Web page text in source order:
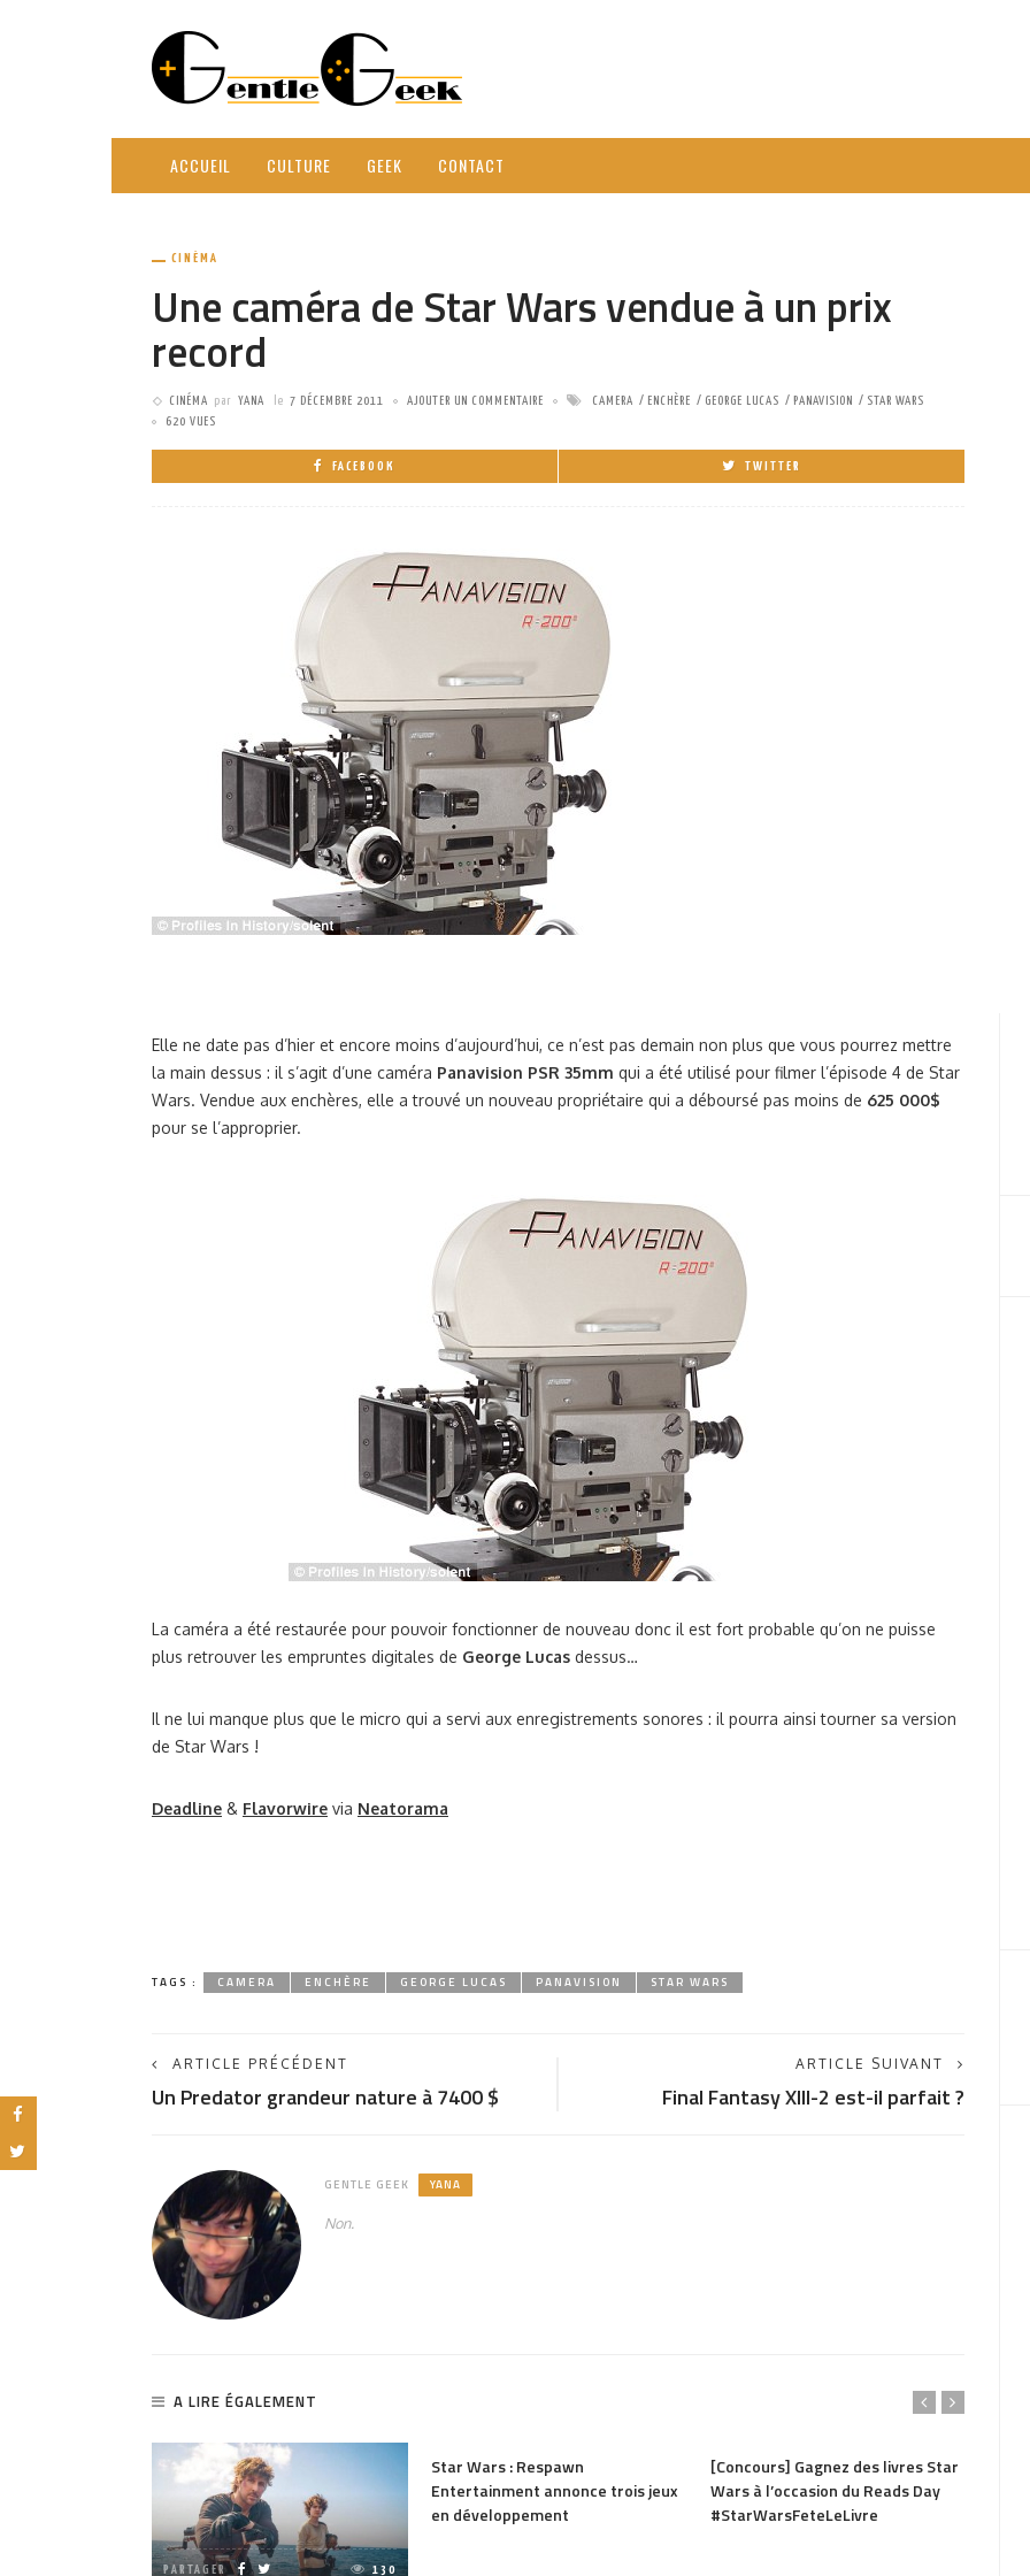
ACCUEIL CULTURE GEEK CONTACT
CINÉMA
Une caméra de Star Wars vendue à un prix
record
CINÉMA par YANA le 7 DÉCEMBRE 2011 AJOUTER UN COMMENTAIRE CAMERA ENCHÈRE GEORGE LUCAS PANAVISION
STAR WARS
620 VUES
FACEBOOK TWITTER
Elle ne date pas d’hier et encore moins d’aujourd’hui, ce n’est pas demain non plus que vous pourrez mettre
la main dessus : il s’agit d’une caméra Panavision PSR 35mm qui a été utilisé pour filmer l’épisode 4 de Star
Wars. Vendue aux enchères, elle a trouvé un nouveau propriétaire qui a déboursé pas moins de 625 000$
pour se l’approprier.
La caméra a été restaurée pour pouvoir fonctionner de nouveau donc il est fort probable qu’on ne puisse
plus retrouver les empruntes digitales de George Lucas dessus…
Il ne lui manque plus que le micro qui a servi aux enregistrements sonores : il pourra ainsi tourner sa version
de Star Wars !
Deadline & Flavorwire via Neatorama
TAGS : CAMERA ENCHÈRE GEORGE LUCAS PANAVISION STAR WARS
ARTICLE PRÉCÉDENT
Un Predator grandeur nature à 7400 $
ARTICLE SUIVANT
Final Fantasy XIII-2 est-il parfait ?
GENTLE GEEK YANA
Non.
A LIRE ÉGALEMENT
PARTAGER 130
Star Wars : Respawn
Entertainment annonce trois jeux
en développement
[Concours] Gagnez des livres Star
Wars à l’occasion du Reads Day
#StarWarsFeteLeLivre